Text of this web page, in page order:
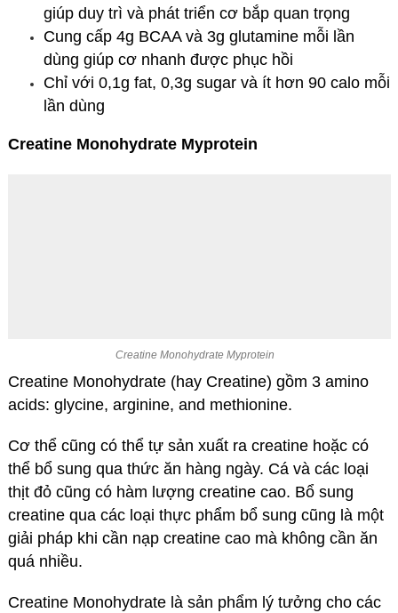
giúp duy trì và phát triển cơ bắp quan trọng
Cung cấp 4g BCAA và 3g glutamine mỗi lần
dùng giúp cơ nhanh được phục hồi
Chỉ với 0,1g fat, 0,3g sugar và ít hơn 90 calo mỗi
lần dùng
Creatine Monohydrate Myprotein
Creatine Monohydrate Myprotein
Creatine Monohydrate (hay Creatine) gồm 3 amino
acids: glycine, arginine, and methionine.
Cơ thể cũng có thể tự sản xuất ra creatine hoặc có
thể bổ sung qua thức ăn hàng ngày. Cá và các loại
thịt đỏ cũng có hàm lượng creatine cao. Bổ sung
creatine qua các loại thực phẩm bổ sung cũng là một
giải pháp khi cần nạp creatine cao mà không cần ăn
quá nhiều.
Creatine Monohydrate là sản phẩm lý tưởng cho các